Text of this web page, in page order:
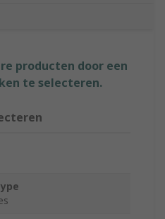
producten door een
te selecteren.